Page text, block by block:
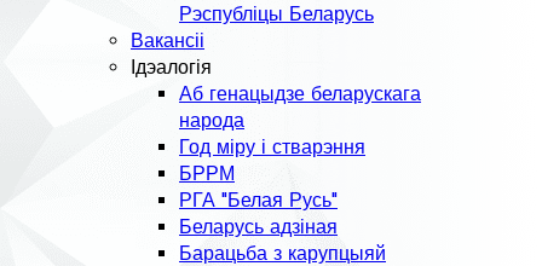
Рэспубліцы Беларусь
Вакансіі
Ідэалогія
Аб генацыдзе беларускага
народа
Год міру і стварэння
БРРМ
РГА "Белая Русь"
Беларусь адзіная
Барацьба з карупцыяй